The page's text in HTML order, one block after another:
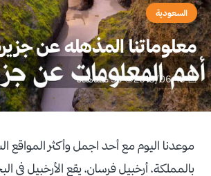
السعودية
معلوماتنا المذهله عن
📅 2018/06/10 👁 33 مشاهدة
موعدنا اليوم مع أحد اجمل وأكثر المواقع
بالمملكة، أرخبيل فرسان، يقع الأرخبيل في